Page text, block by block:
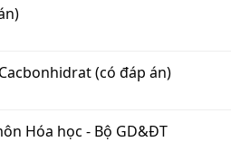
(có đáp án)
Hóa học - Bộ GD&ĐT